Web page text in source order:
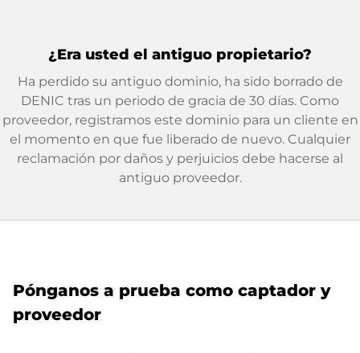
¿Era usted el antiguo propietario?
Ha perdido su antiguo dominio, ha sido borrado de
DENIC tras un periodo de gracia de 30 días. Como
proveedor, registramos este dominio para un cliente en
el momento en que fue liberado de nuevo. Cualquier
reclamación por daños y perjuicios debe hacerse al
antiguo proveedor.
Pónganos a prueba como captador y
proveedor